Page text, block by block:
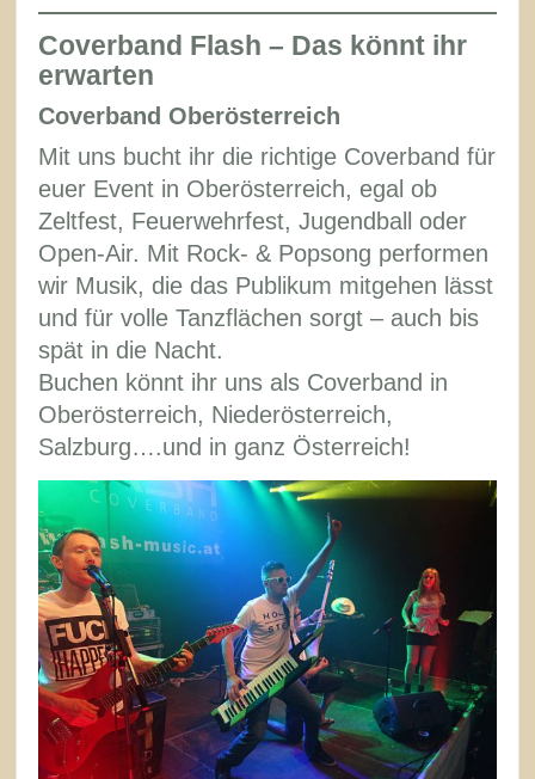
this
field
empty.
Coverband Flash – Das könnt ihr
erwarten
Coverband Oberösterreich
Mit uns bucht ihr die richtige Coverband für
euer Event in Oberösterreich, egal ob
Zeltfest, Feuerwehrfest, Jugendball oder
Open-Air. Mit Rock- & Popsong performen
wir Musik, die das Publikum mitgehen lässt
und für volle Tanzflächen sorgt – auch bis
spät in die Nacht.
Buchen könnt ihr uns als Coverband in
Oberösterreich, Niederösterreich,
Salzburg….und in ganz Österreich!